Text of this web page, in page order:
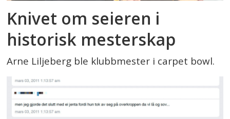
Knivet om seieren i
historisk mesterskap
Arne Liljeberg ble klubbmester i carpet bowl.